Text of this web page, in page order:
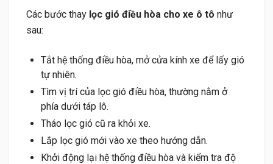
Các bước thay lọc gió điều hòa cho xe ô tô như
sau:
Tắt hệ thống điều hòa, mở cửa kính xe để lấy gió
tự nhiên.
Tìm vị trí của lọc gió điều hòa, thường nằm ở
phía dưới táp lô.
Tháo lọc gió cũ ra khỏi xe.
Lắp lọc gió mới vào xe theo hướng dẫn.
Khởi động lại hệ thống điều hòa và kiểm tra độ